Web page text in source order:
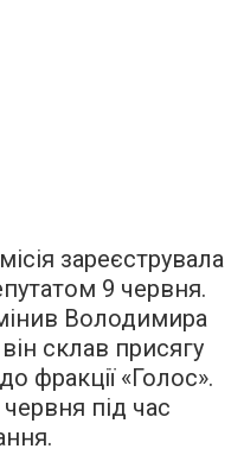
зареєструвала
9 червня.
Володимира
склав присягу
фракції «Голос».
під час